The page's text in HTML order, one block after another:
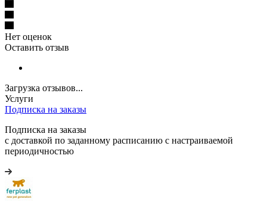
Нет оценок
Оставить отзыв
Загрузка отзывов...
Услуги
Подписка на заказы
Подписка на заказы
с доставкой по заданному расписанию с настраиваемой
периодичностью